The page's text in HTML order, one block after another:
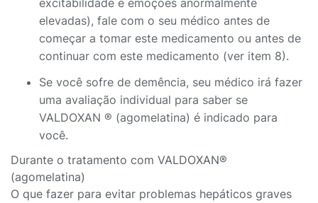
excitabilidade e emoções anormalmente
elevadas), fale com o seu médico antes de
começar a tomar este medicamento ou antes de
continuar com este medicamento (ver item 8).
Se você sofre de demência, seu médico irá fazer
uma avaliação individual para saber se
VALDOXAN ® (agomelatina) é indicado para
você.
Durante o tratamento com VALDOXAN®
(agomelatina)
O que fazer para evitar problemas hepáticos graves